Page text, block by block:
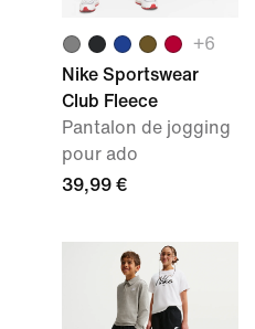
+6
Nike Sportswear
Club Fleece
Pantalon de jogging
pour ado
39,99 €